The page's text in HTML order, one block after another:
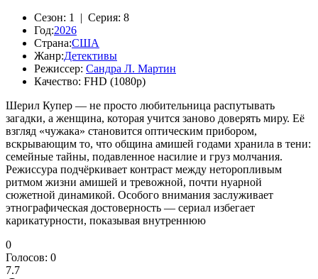
Сезон: 1 | Серия: 8
Год:2026
Страна:США
Жанр:Детективы
Режиссер: Сандра Л. Мартин
Качество: FHD (1080p)
Шерил Купер — не просто любительница распутывать
загадки, а женщина, которая учится заново доверять миру. Её
взгляд «чужака» становится оптическим прибором,
вскрывающим то, что община амишей годами хранила в тени:
семейные тайны, подавленное насилие и груз молчания.
Режиссура подчёркивает контраст между неторопливым
ритмом жизни амишей и тревожной, почти нуарной
сюжетной динамикой. Особого внимания заслуживает
этнографическая достоверность — сериал избегает
карикатурности, показывая внутреннюю
0
Голосов: 0
7.7